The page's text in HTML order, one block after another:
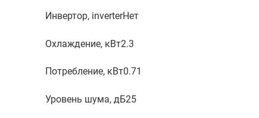
Инвертор, inverterНет
Охлаждение, кВт2.3
Потребление, кВт0.71
Уровень шума, дБ25